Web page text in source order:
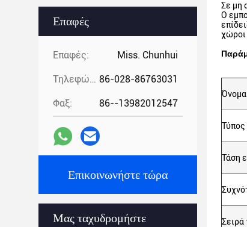
Επαφές
Επαφές: Miss. Chunhui
Τηλεφώνημα: 86-028-86763031
Φαξ: 86--13982012547
Επικοινωνήστε τώρα
Μας ταχυδρομήστε
Σε μη
Ο
χώροι
Τύπος
Τάση
Σειρά